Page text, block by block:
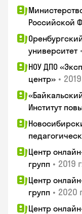
Российской
университет •
НОУ ДПО
центр» •
Институт
Центр
групп • 2019
Центр
групп • 2020
Центр